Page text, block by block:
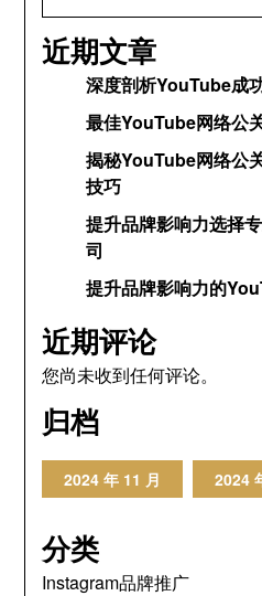
近期文章
深度剖析YouTube成
最佳YouTube网络公
揭秘YouTube网络公
技巧
提升品牌影响力选择
司
提升品牌影响力的
近期评论
您尚未收到任何评论。
归档
2024 年 11 月 2024
分类
Instagram品牌推广